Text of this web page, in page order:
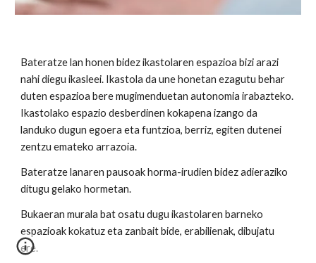
Bateratze lan honen bidez ikastolaren espazioa bizi arazi
nahi diegu ikasleei. Ikastola da une honetan ezagutu behar
duten espazioa bere mugimenduetan autonomia irabazteko.
Ikastolako espazio desberdinen kokapena izango da
landuko dugun egoera eta funtzioa, berriz, egiten dutenei
zentzu emateko arrazoia.
Bateratze lanaren pausoak horma-irudien bidez adieraziko
ditugu gelako hormetan.
Bukaeran murala bat osatu dugu ikastolaren barneko
espazioak kokatuz eta zanbait bide, erabilienak, dibujatu
ere.